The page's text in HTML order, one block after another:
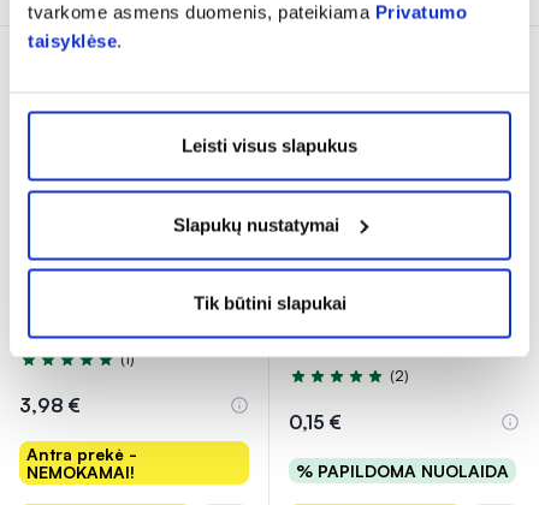
tvarkome asmens duomenis, pateikiama Privatumo
taisyklėse.
Leisti visus slapukus
Slapukų nustatymai
Tik būtini slapukai
1+1
SENI įklotai LADY SLIM
MICRO PLUS, 20 vnt.
Įvertinimas 5.0 iš 5
(1)
3,98 €
Antra prekė -
NEMOKAMAI!
NEOJECT švirkštas su
adata, 5 ml
Įvertinimas 5.0 iš 5
(2)
0,15 €
% PAPILDOMA NUOLAIDA